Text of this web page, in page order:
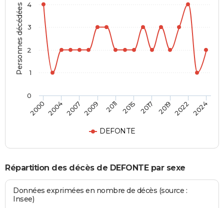
Personnes décédées
DEFONTE
2000 2004 2007 2009 2011 2015 2017 2019 2022 2024
0
1
2
3
4
Répartition des décès de DEFONTE par sexe
Données exprimées en nombre de décès (source :
Insee)